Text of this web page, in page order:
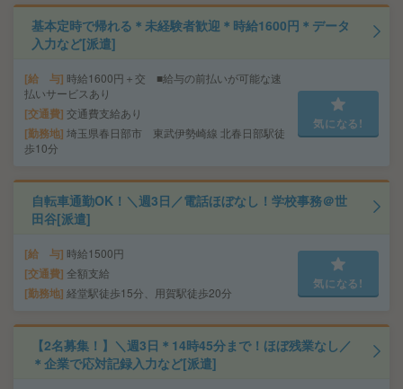
基本定時で帰れる＊未経験者歓迎＊時給1600円＊データ
入力など[派遣]
給 与 時給1600円＋交 ■給与の前払いが可能な速
払いサービスあり
交通費 交通費支給あり
勤務地 埼玉県春日部市 東武伊勢崎線 北春日部駅徒
歩10分
気になる!
自転車通勤OK！＼週3日／電話ほぼなし！学校事務＠世
田谷[派遣]
給 与 時給1500円
交通費 全額支給
勤務地 経堂駅徒歩15分、用賀駅徒歩20分
気になる!
【2名募集！】＼週3日＊14時45分まで！ほぼ残業なし／
＊企業で応対記録入力など[派遣]